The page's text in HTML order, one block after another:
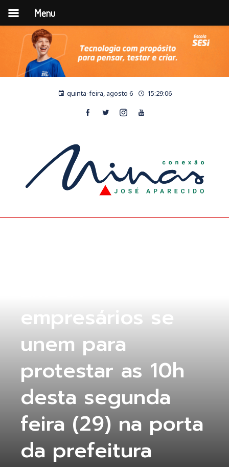
quinta-feira, agosto 6 15:29:07
empresários se
unem para
protestar as 10h
desta segunda
feira (29) na porta
da prefeitura
Menu